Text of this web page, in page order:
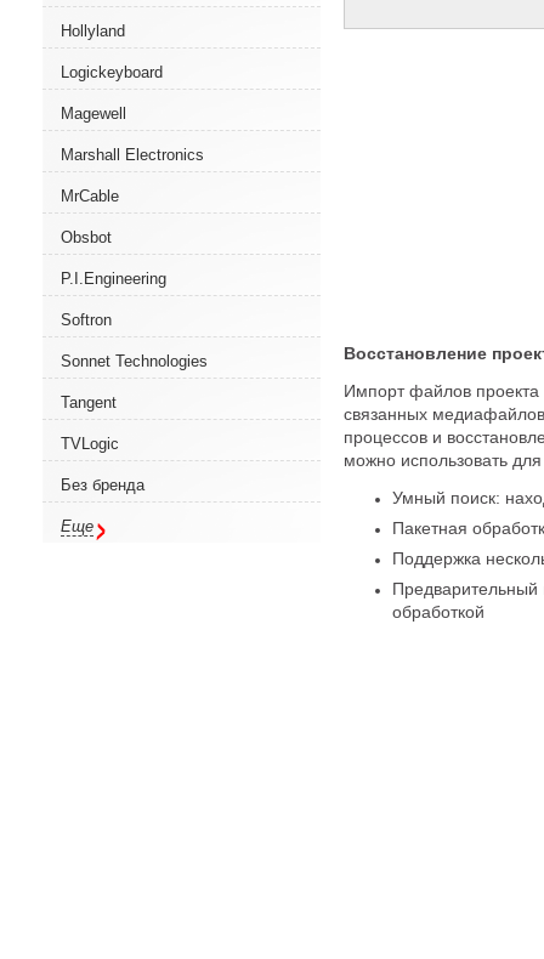
Hollyland
Logickeyboard
Magewell
Marshall Electronics
MrCable
Obsbot
P.I.Engineering
Softron
Sonnet Technologies
Tangent
TVLogic
Без бренда
Еще
Восстановление
Импорт файлов проекта
связанных
процессов и
можно использовать
Умный поиск:
Пакетная
Поддержка
Предварительный
обработкой